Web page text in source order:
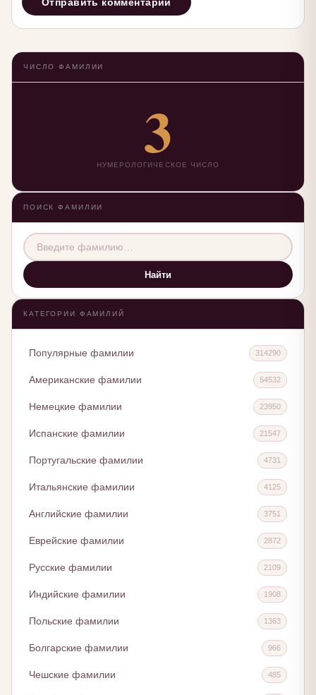
ЧИСЛО ФАМИЛИИ
3
НУМЕРОЛОГИЧЕСКОЕ ЧИСЛО
ПОИСК ФАМИЛИИ
Найти
КАТЕГОРИИ ФАМИЛИЙ
Популярные фамилии 314290
Американские фамилии 54532
Немецкие фамилии 23950
Испанские фамилии 21547
Португальские фамилии 4731
Итальянские фамилии 4125
Английские фамилии 3751
Еврейские фамилии 2872
Русские фамилии 2109
Индийские фамилии 1908
Польские фамилии 1363
Болгарские фамилии 966
Чешские фамилии 485